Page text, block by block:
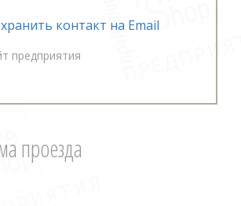
контакт на Email
предприятия
проезда